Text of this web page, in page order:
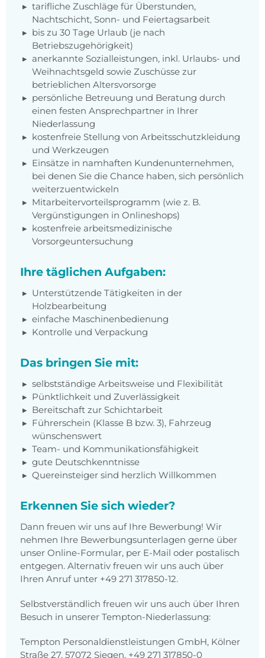
tarifliche Zuschläge für Überstunden,
Nachtschicht, Sonn- und Feiertagsarbeit
bis zu 30 Tage Urlaub (je nach
Betriebszugehörigkeit)
anerkannte Sozialleistungen, inkl. Urlaubs- und
Weihnachtsgeld sowie Zuschüsse zur
betrieblichen Altersvorsorge
persönliche Betreuung und Beratung durch
einen festen Ansprechpartner in Ihrer
Niederlassung
kostenfreie Stellung von Arbeitsschutzkleidung
und Werkzeugen
Einsätze in namhaften Kundenunternehmen,
bei denen Sie die Chance haben, sich persönlich
weiterzuentwickeln
Mitarbeitervorteilsprogramm (wie z. B.
Vergünstigungen in Onlineshops)
kostenfreie arbeitsmedizinische
Vorsorgeuntersuchung
Ihre täglichen Aufgaben:
Unterstützende Tätigkeiten in der
Holzbearbeitung
einfache Maschinenbedienung
Kontrolle und Verpackung
Das bringen Sie mit:
selbstständige Arbeitsweise und Flexibilität
Pünktlichkeit und Zuverlässigkeit
Bereitschaft zur Schichtarbeit
Führerschein (Klasse B bzw. 3), Fahrzeug
wünschenswert
Team- und Kommunikationsfähigkeit
gute Deutschkenntnisse
Quereinsteiger sind herzlich Willkommen
Erkennen Sie sich wieder?
Dann freuen wir uns auf Ihre Bewerbung! Wir
nehmen Ihre Bewerbungsunterlagen gerne über
unser Online-Formular, per E-Mail oder postalisch
entgegen. Alternativ freuen wir uns auch über
Ihren Anruf unter +49 271 317850-12.
Selbstverständlich freuen wir uns auch über Ihren
Besuch in unserer Tempton-Niederlassung:
Tempton Personaldienstleistungen GmbH, Kölner
Straße 27, 57072 Siegen, +49 271 317850-0